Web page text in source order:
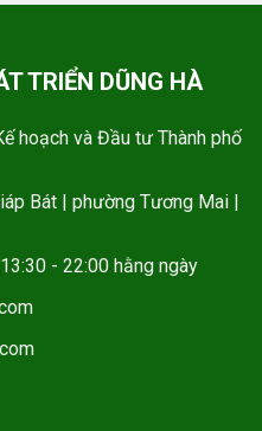
TRIỂN DŨNG HÀ
hoạch và Đầu tư Thành phố
Bát | phường Tương Mai |
- 22:00 hằng ngày